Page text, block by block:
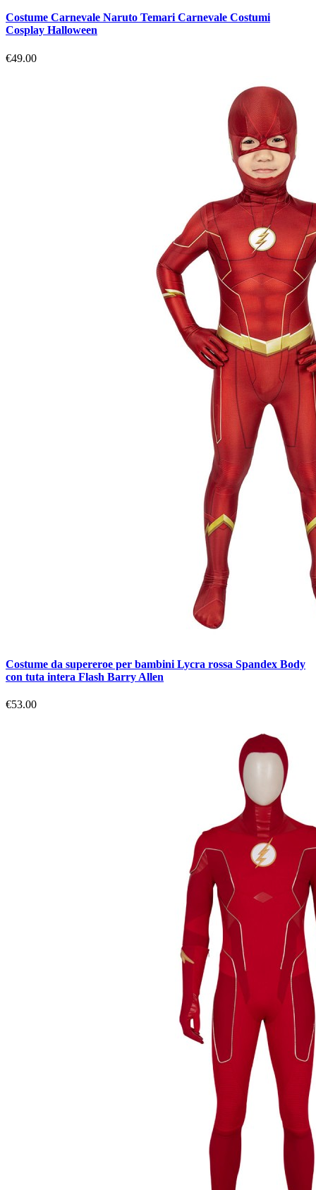
Costume Carnevale Naruto Temari Carnevale Costumi
Cosplay Halloween
€49.00
Costume da supereroe per bambini Lycra rossa Spandex Body
con tuta intera Flash Barry Allen
€53.00